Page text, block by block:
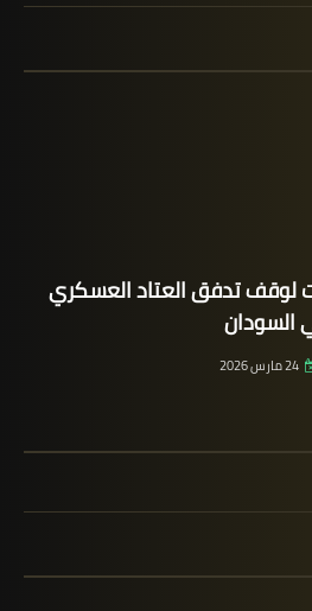
لوقف تدفق العتاد العسكري
السودان
24 مارس 2026